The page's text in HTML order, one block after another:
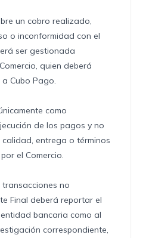
un cobro realizado,
o inconformidad con el
ser gestionada
quien deberá
Cubo Pago.
como
de los pagos y no
entrega o términos
el Comercio.
no
Final deberá reportar el
bancaria como al
correspondiente,